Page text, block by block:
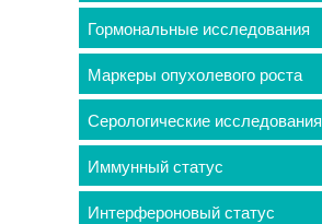
Гормональные исследования
Маркеры опухолевого роста
Серологические исследования
Иммунный статус
Интерфероновый статус